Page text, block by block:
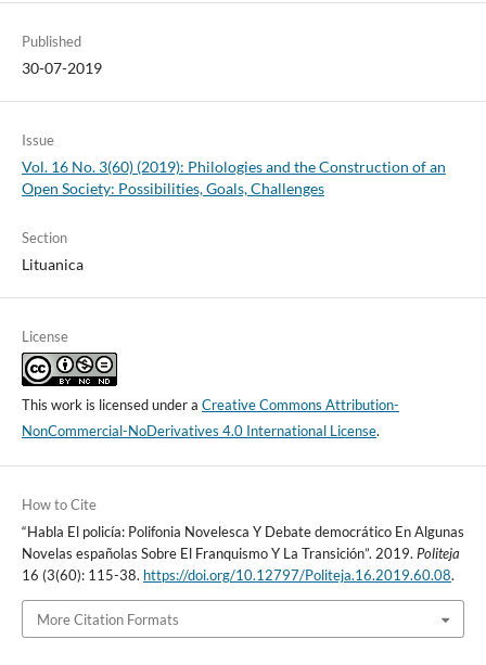
Published
30-07-2019
Issue
Vol. 16 No. 3(60) (2019): Philologies and the Construction of an
Open Society: Possibilities, Goals, Challenges
Section
Lituanica
License
This work is licensed under a Creative Commons Attribution-
NonCommercial-NoDerivatives 4.0 International License.
How to Cite
“Habla El policía: Polifonia Novelesca Y Debate democrático En Algunas
Novelas españolas Sobre El Franquismo Y La Transición”. 2019. Politeja
16 (3(60): 115-38. https://doi.org/10.12797/Politeja.16.2019.60.08.
More Citation Formats